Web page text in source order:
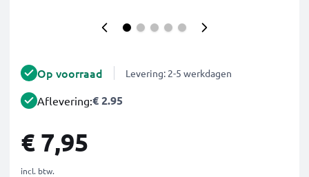
Op voorraad Levering: 2-5 werkdagen
Aflevering:€ 2.95
€ 7,95
incl. btw.